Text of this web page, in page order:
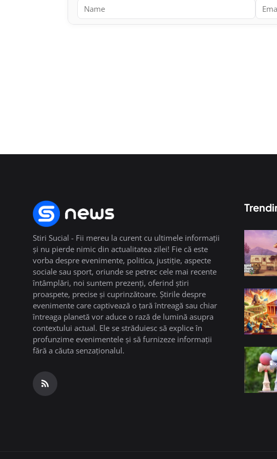
Stiri Sucial - Fii mereu la curent cu ultimele informații
și nu pierde nimic din actualitatea zilei! Fie că este
vorba despre evenimente, politica, justiție, aspecte
sociale sau sport, oriunde se petrec cele mai recente
întâmplări, noi suntem prezenți, oferind știri
proaspete, precise și cuprinzătoare. Știrile despre
evenimente care captivează o țară întreagă sau chiar
întreaga planetă vor aduce o rază de lumină asupra
contextului actual. Ele se străduiesc să explice în
profunzime evenimentele și să furnizeze informații
fără a căuta senzaționalul.